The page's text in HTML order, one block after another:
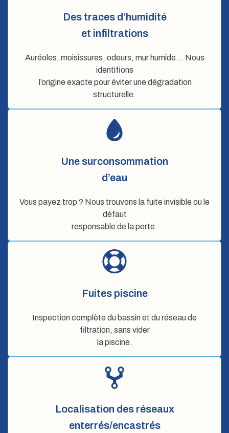
Des traces d’humidité
et infiltrations
Auréoles, moisissures, odeurs, mur humide… Nous
identifions
l’origine exacte pour éviter une dégradation
structurelle.
Une surconsommation
d’eau
Vous payez trop ? Nous trouvons la fuite invisible ou le
défaut
responsable de la perte.
Fuites piscine
Inspection complète du bassin et du réseau de
filtration, sans vider
la piscine.
Localisation des réseaux
enterrés/encastrés